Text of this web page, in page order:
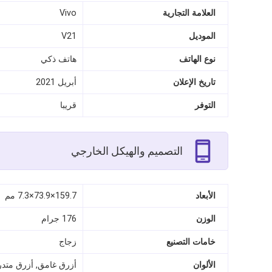
العلامة التجارية Vivo
الموديل V21
نوع الهاتف هاتف ذكي
تاريخ الإعلان أبريل 2021
التوفر قريبا
التصميم والهيكل الخارجي
الأبعاد 159.7×73.9×7.3 مم
الوزن 176 جرام
خامات التصنيع زجاج
الألوان أزرق غامق, أزرق